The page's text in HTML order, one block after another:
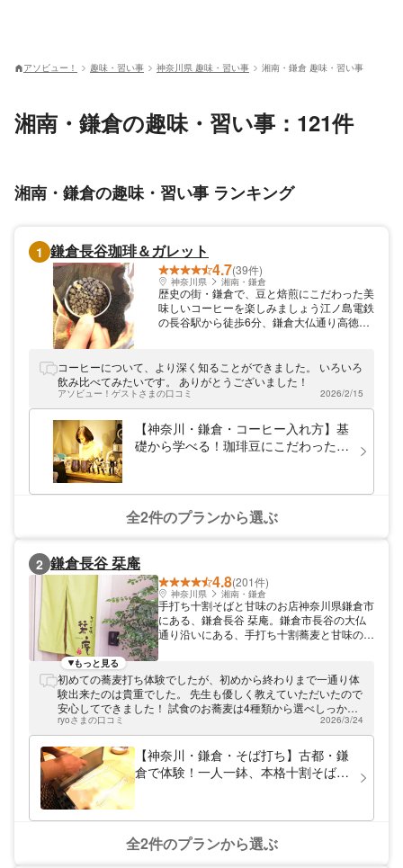
アソビュー！ 趣味・習い事 神奈川県 趣味・習い事 湘南・鎌倉 趣味・習い事
湘南・鎌倉の趣味・習い事：121件
湘南・鎌倉の趣味・習い事 ランキング
1 鎌倉長谷珈琲＆ガレット
4.7(39件)
神奈川県 湘南・鎌倉
歴史の街・鎌倉で、豆と焙煎にこだわった美
味しいコーヒーを楽しみましょう江ノ島電鉄
の長谷駅から徒歩6分、鎌倉大仏通り高徳院
意し、ひとりひとりの好みに合わせた様々な
コーヒーを提供しています。焼きたて挽きた
てのこだわりの自家焙煎コーヒーを、手作り
のスイーツとご一緒にお召し上がりくださ
い。
コーヒーについて、より深く知ることができました。 いろいろ
飲み比べてみたいです。 ありがとうございました！
アソビュー！ゲストさまの口コミ 2026/2/15
【神奈川・鎌倉・コーヒー入れ方】基
礎から学べる！珈琲豆にこだわった焙
全2件のプランから選ぶ
2 鎌倉長谷 栞庵
4.8(201件)
神奈川県 湘南・鎌倉
手打ち十割そばと甘味のお店神奈川県鎌倉市
にある、鎌倉長谷 栞庵。鎌倉市長谷の大仏
通り沿いにある、手打ち十割蕎麦と甘味のお
す！
もっと見る
初めての蕎麦打ち体験でしたが、初めから終わりまで一通り体
験出来たのは貴重でした。 先生も優しく教えていただいたので
安心してできました！ 試食のお蕎麦は4種類から選べしっかり
一人前食べれたのは本当に満足でした！ お持ち帰りを家で食べ
るの楽しみです！ ありがとうございました！！
ryoさまの口コミ 2026/3/24
【神奈川・鎌倉・そば打ち】古都・鎌
倉で体験！一人一鉢、本格十割そば打
全2件のプランから選ぶ